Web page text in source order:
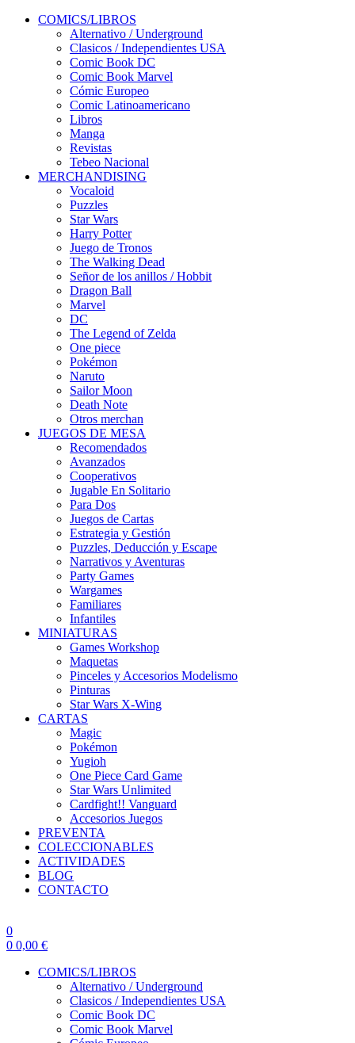
COMICS/LIBROS
Alternativo / Underground
Clasicos / Independientes USA
Comic Book DC
Comic Book Marvel
Cómic Europeo
Comic Latinoamericano
Libros
Manga
Revistas
Tebeo Nacional
MERCHANDISING
Vocaloid
Puzzles
Star Wars
Harry Potter
Juego de Tronos
The Walking Dead
Señor de los anillos / Hobbit
Dragon Ball
Marvel
DC
The Legend of Zelda
One piece
Pokémon
Naruto
Sailor Moon
Death Note
Otros merchan
JUEGOS DE MESA
Recomendados
Avanzados
Cooperativos
Jugable En Solitario
Para Dos
Juegos de Cartas
Estrategia y Gestión
Puzzles, Deducción y Escape
Narrativos y Aventuras
Party Games
Wargames
Familiares
Infantiles
MINIATURAS
Games Workshop
Maquetas
Pinceles y Accesorios Modelismo
Pinturas
Star Wars X-Wing
CARTAS
Magic
Pokémon
Yugioh
One Piece Card Game
Star Wars Unlimited
Cardfight!! Vanguard
Accesorios Juegos
PREVENTA
COLECCIONABLES
ACTIVIDADES
BLOG
CONTACTO
0
0 0,00 €
COMICS/LIBROS
Alternativo / Underground
Clasicos / Independientes USA
Comic Book DC
Comic Book Marvel